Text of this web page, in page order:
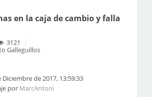
en la caja de cambio y falla
3121
Galleguillos
Diciembre de 2017, 13:59:33
por MarcAntoni